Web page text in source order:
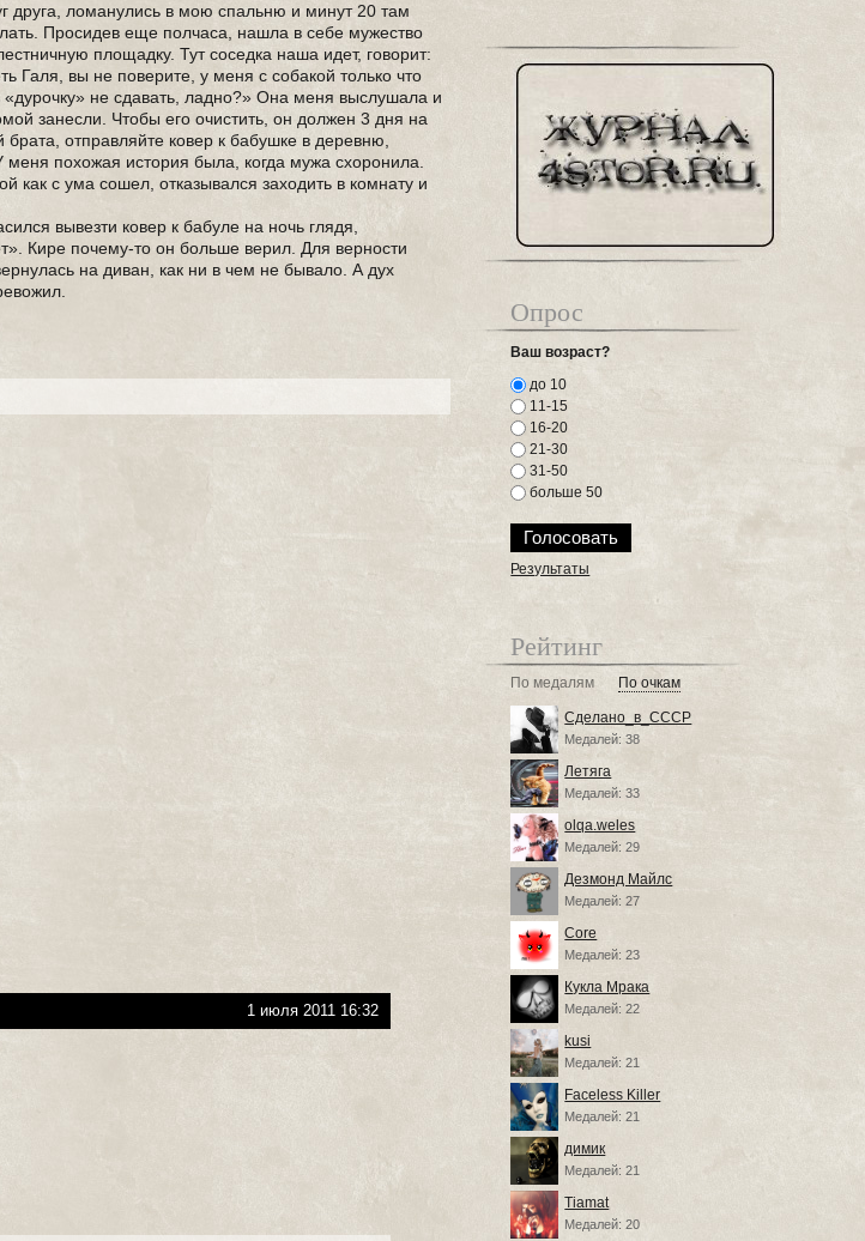
друга, ломанулись в мою спальню и минут 20 там
Просидев еще полчаса, нашла в себе мужество
площадку. Тут соседка наша идет, говорит:
Галя, вы не поверите, у меня с собакой только что
не сдавать, ладно?» Она меня выслушала и
занесли. Чтобы его очистить, он должен 3 дня на
отправляйте ковер к бабушке в деревню,
похожая история была, когда мужа схоронила.
как с ума сошел, отказывался заходить в комнату и
вывезти ковер к бабуле на ночь глядя,
Кире почему-то он больше верил. Для верности
на диван, как ни в чем не бывало. А дух
1 июля 2011 16:32
Опрос
Ваш возраст?
до 10
11-15
16-20
21-30
31-50
больше 50
Результаты
Рейтинг
По медалям По очкам
Сделано_в_СССР
Медалей: 38
Летяга
Медалей: 33
olqa.weles
Медалей: 29
Дезмонд Майлс
Медалей: 27
Core
Медалей: 23
Кукла Мрака
Медалей: 22
kusi
Медалей: 21
Faceless Killer
Медалей: 21
димик
Медалей: 21
Tiamat
Медалей: 20